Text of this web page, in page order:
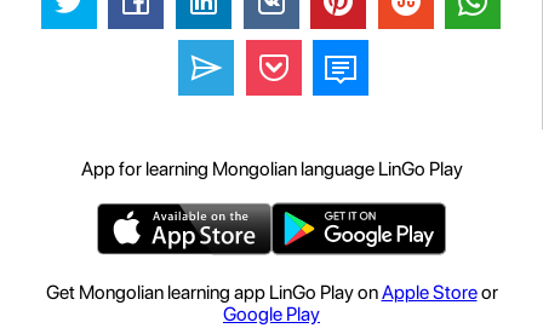
App for learning Mongolian language LinGo Play
Get Mongolian learning app LinGo Play onApple Storeor
Google Play